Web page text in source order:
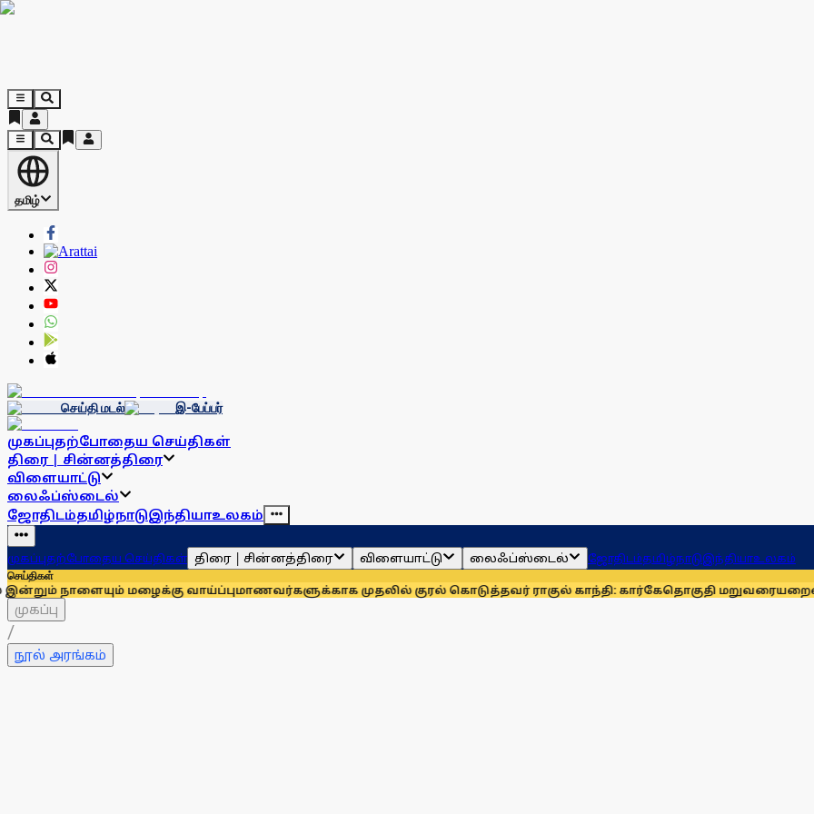
தமிழ்
செய்தி மடல் இ-பேப்பர்
முகப்புதற்போதைய செய்திகள்
திரை | சின்னத்திரை
விளையாட்டு
லைஃப்ஸ்டைல்
ஜோதிடம்தமிழ்நாடுஇந்தியாஉலகம்
முகப்புதற்போதைய செய்திகள் திரை | சின்னத்திரை விளையாட்டு லைஃப்ஸ்டைல் ஜோதிடம்தமிழ்நாடுஇந்தியாஉலகம்
செய்திகள்
மழைக்கு வாய்ப்புமாணவர்களுக்காக முதலில் குரல் கொடுத்தவர் ராகுல் காந்தி: கார்கேதொகுதி மறுவரையறையை
முகப்பு
/
நூல் அரங்கம்